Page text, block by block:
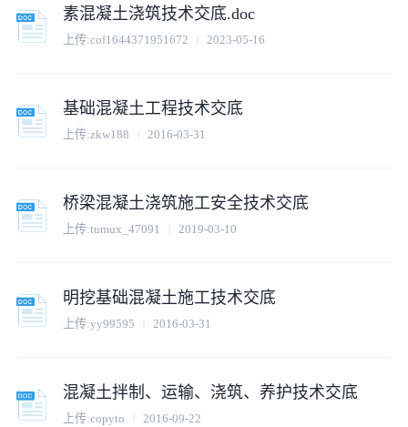
素混凝土浇筑技术交底.doc
上传:cof1644371951672 2023-05-16
基础混凝土工程技术交底
上传:zkw188 2016-03-31
桥梁混凝土浇筑施工安全技术交底
上传:tumux_47091 2019-03-10
明挖基础混凝土施工技术交底
上传:yy99595 2016-03-31
混凝土拌制、运输、浇筑、养护技术交底
上传:copyto 2016-09-22